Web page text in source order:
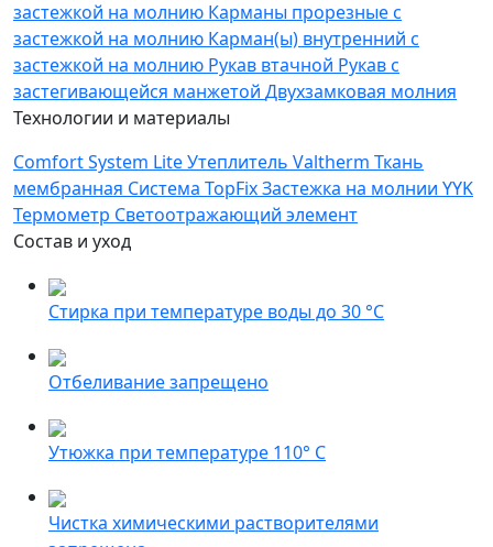
застежкой на молнию Карманы прорезные с
застежкой на молнию Карман(ы) внутренний с
застежкой на молнию Рукав втачной Рукав с
застегивающейся манжетой Двухзамковая молния
Технологии и материалы
Comfort System LiteУтеплитель Valtherm Ткань
мембранная Система TopFixЗастежка на молнии YYK
Термометр Светоотражающий элемент
Состав и уход
Стирка при температуре воды до 30 °C
Отбеливание запрещено
Утюжка при температуре 110° С
Чистка химическими растворителями